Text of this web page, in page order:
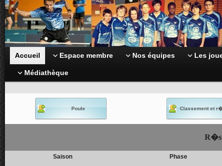
Accueil Espace membre Nos équipes Les
Médiathèque
Poule Classement et
Saison Phase